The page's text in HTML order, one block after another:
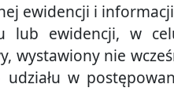
ewidencji i
lub ewidencji, w
nie
w